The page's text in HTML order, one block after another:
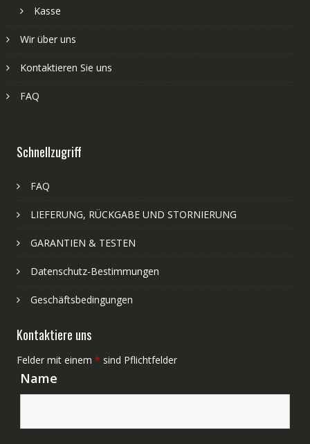
Kasse
Wir über uns
Kontaktieren Sie uns
FAQ
Schnellzugriff
FAQ
LIEFERUNG, RÜCKGABE UND STORNIERUNG
GARANTIEN & TESTEN
Datenschutz-Bestimmungen
Geschäftsbedingungen
Kontaktiere uns
Felder mit einem * sind Pflichtfelder
Name